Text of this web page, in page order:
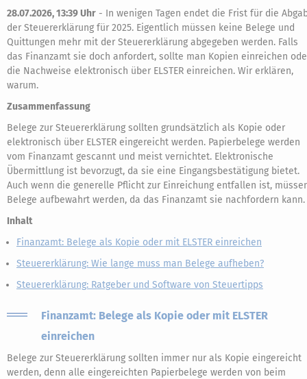
28.07.2026, 13:39 Uhr - In wenigen Tagen endet die Frist für die
der Steuererklärung für 2025. Eigentlich müssen keine Belege und
Quittungen mehr mit der Steuererklärung abgegeben werden. Falls
das Finanzamt sie doch anfordert, sollte man Kopien einreichen
die Nachweise elektronisch über ELSTER einreichen. Wir erklären,
warum.
Zusammenfassung
Belege zur Steuererklärung sollten grundsätzlich als Kopie oder
elektronisch über ELSTER eingereicht werden. Papierbelege werden
vom Finanzamt gescannt und meist vernichtet. Elektronische
Übermittlung ist bevorzugt, da sie eine Eingangsbestätigung bietet.
Auch wenn die generelle Pflicht zur Einreichung entfallen ist,
Belege aufbewahrt werden, da das Finanzamt sie nachfordern kann.
Inhalt
Finanzamt: Belege als Kopie oder mit ELSTER einreichen
Steuererklärung: Wie lange muss man Belege aufheben?
Steuererklärung: Ratgeber und Software von Steuertipps
Finanzamt: Belege als Kopie oder mit ELSTER
einreichen
Belege zur Steuererklärung sollten immer nur als Kopie eingereicht
werden, denn alle eingereichten Papierbelege werden von beim